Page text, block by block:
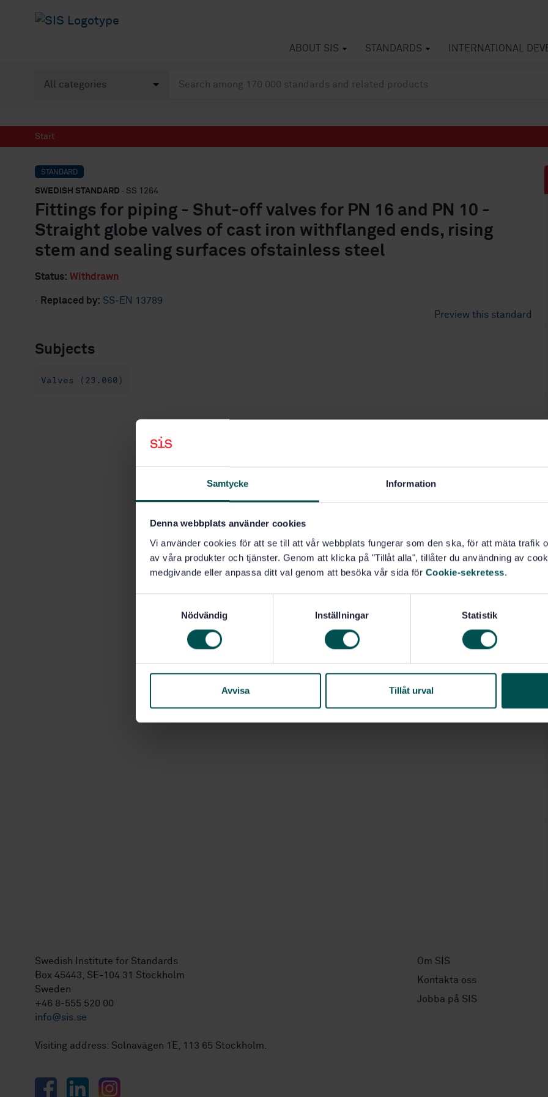
Samtycke Information
Denna webbplats använder cookies
Vi använder cookies för att se till att vår webbplats fungerar som den ska, för att mäta trafik
av våra produkter och tjänster. Genom att klicka på "Tillåt alla", tillåter du användning av
medgivande eller anpassa ditt val genom att besöka vår sida för Cookie-sekretess.
s
Nödvändig Inställningar Statistik
Avvisa Tillåt urval
ABOUT SIS STANDARDS INTERNATIONAL
Start
STANDARD
SWEDISH STANDARD · SS 1264
Fittings for piping - Shut-off valves for PN 16 and PN 10 -
Straight globe valves of cast iron withflanged ends, rising
stem and sealing surfaces ofstainless steel
Status: Withdrawn
· Replaced by: SS-EN 13789
Preview this standard
Subjects
Valves (23.060)
Swedish Institute for Standards
Box 45443, SE-104 31 Stockholm
Sweden
+46 8-555 520 00
info@sis.se
Visiting address: Solnavägen 1E, 113 65 Stockholm.
FacebookLinkedInInstagram
Om SIS
Kontakta oss
Jobba på SIS